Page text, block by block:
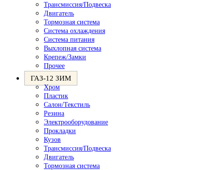
Трансмиссия/Подвеска
Двигатель
Тормозная система
Система охлаждения
Система питания
Выхлопная система
Крепеж/Замки
Прочее
ГАЗ-12 ЗИМ
Хром
Пластик
Салон/Текстиль
Резина
Электрооборудование
Прокладки
Кузов
Трансмиссия/Подвеска
Двигатель
Тормозная система